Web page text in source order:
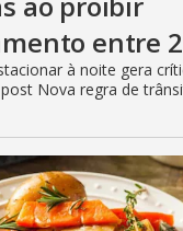
entre
à noite gera
Nova regra de